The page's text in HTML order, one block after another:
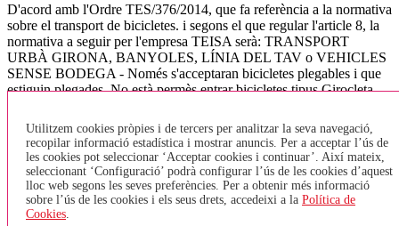
D'acord amb l'Ordre TES/376/2014, que fa referència a la normativa
sobre el transport de bicicletes. i segons el que regular l'article 8, la
normativa a seguir per l'empresa TEISA serà: TRANSPORT
URBÀ GIRONA, BANYOLES, LÍNIA DEL TAV o VEHICLES
SENSE BODEGA - Només s'acceptaran bicicletes plegables i que
estiguin plegades. No està permès entrar bicicletes tipus Girocleta. -
destinada per PMR (cadires de rodes) - En el cas que una persona
amb cadira de rodes vulgui pujar a l'autobús, i l'espai destinat a
PMR estigui ocupat per una bicicleta, aquesta haurà de baixar de
l'autobús i esperar el següent, ja que tenen prioritat les cadires de
rodes. - Només s'acceptarà una bicicleta per persona. - Els viatgers
no hauran de pagar per pujar la bicicleta. TRANSPORT
INTERURBÀ - Les bicicletes aniran sempre a la bodega, aquestes
Utilitzem cookies pròpies i de tercers per analitzar la seva navegació,
recopilar informació estadística i mostrar anuncis. Per a acceptar l’ús de
les cookies pot seleccionar ‘Acceptar cookies i continuar’. Així mateix,
seleccionant ‘Configuració’ podrà configurar l’ús de les cookies d’aquest
lloc web segons les seves preferències. Per a obtenir més informació
sobre l’ús de les cookies i els seus drets, accedeixi a la Política de
Cookies.